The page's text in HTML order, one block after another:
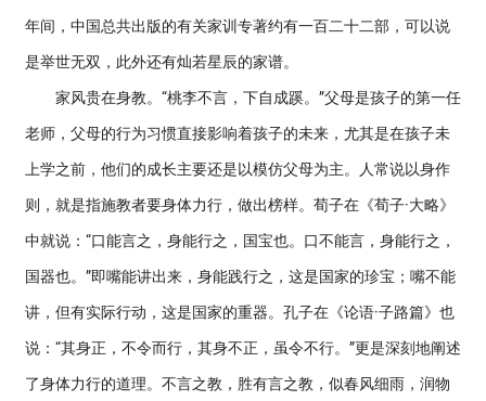
年间，中国总共出版的有关家训专著约有一百二十二部，可以说
是举世无双，此外还有灿若星辰的家谱。
家风贵在身教。“桃李不言，下自成蹊。”父母是孩子的第一任
老师，父母的行为习惯直接影响着孩子的未来，尤其是在孩子未
上学之前，他们的成长主要还是以模仿父母为主。人常说以身作
则，就是指施教者要身体力行，做出榜样。荀子在《荀子·大略》
中就说：“口能言之，身能行之，国宝也。口不能言，身能行之，
国器也。”即嘴能讲出来，身能践行之，这是国家的珍宝；嘴不能
讲，但有实际行动，这是国家的重器。孔子在《论语·子路篇》也
说：“其身正，不令而行，其身不正，虽令不行。”更是深刻地阐述
了身体力行的道理。不言之教，胜有言之教，似春风细雨，润物